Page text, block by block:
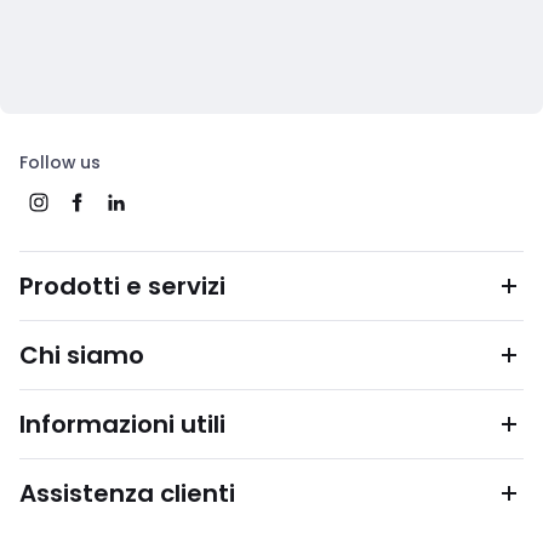
Follow us
Prodotti e servizi
Chi siamo
Informazioni utili
Assistenza clienti